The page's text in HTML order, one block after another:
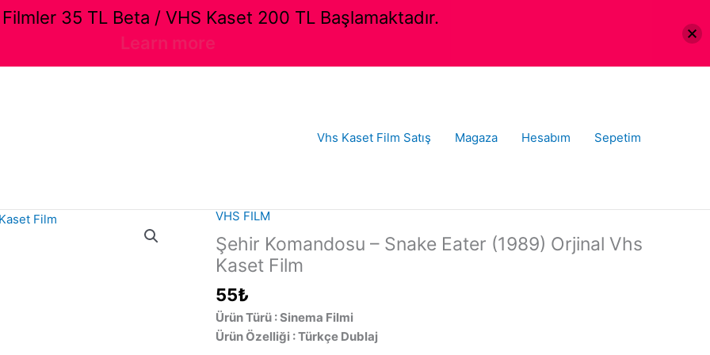
Vhs Kaset Film Satış Magaza Hesabım Sepetim
VHS FILM
Şehir Komandosu – Snake Eater (1989) Orjinal Vhs
Kaset Film
55₺
Ürün Türü : Sinema Filmi
Ürün Özelliği : Türkçe Dublaj
35 TL Beta / VHS Kaset 200 TL Başlamaktadır.
Learn more